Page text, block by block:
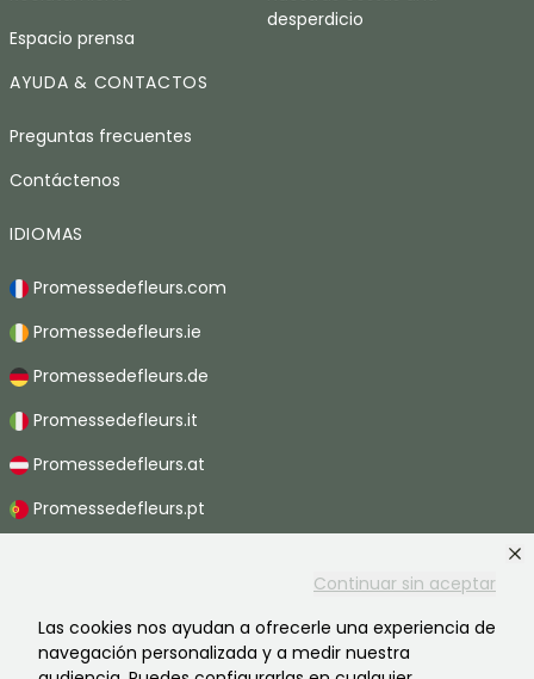
Continuar sin aceptar
Las cookies nos ayudan a ofrecerle una experiencia de
navegación personalizada y a medir nuestra
Espacio prensa
desperdicio
AYUDA & CONTACTOS
Preguntas frecuentes
Contáctenos
IDIOMAS
Promessedefleurs.com
Promessedefleurs.ie
Promessedefleurs.de
Promessedefleurs.it
Promessedefleurs.at
Promessedefleurs.pt
Promessedefleurs.ch